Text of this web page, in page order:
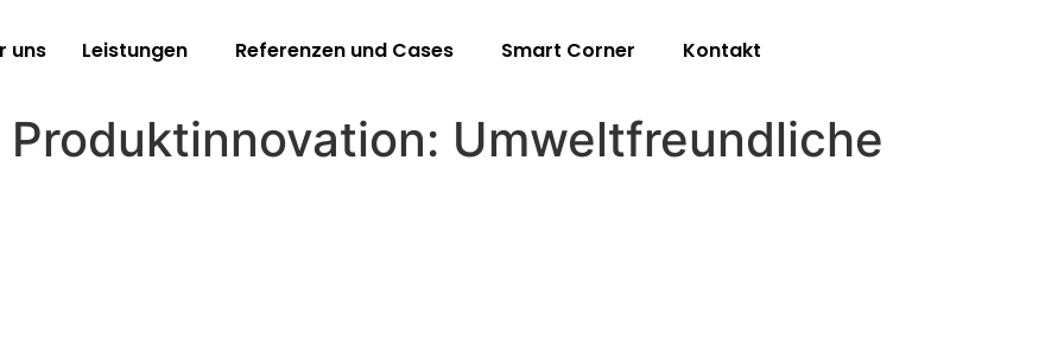
uns Leistungen Referenzen und Cases Smart Corner Kontakt
Umweltfreundliche